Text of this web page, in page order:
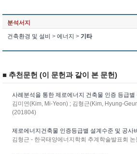
분석서지
건축환경 및 설비 > 에너지 > 기타
■ 추천문헌 (이 문헌과 같이 본 문헌)
사례분석을 통한 제로에너지 건축물 인증 등급별
김미연(Kim, Mi-Yeon) ; 김형근(Kim, Hyung-
(201804)
제로에너지건축물 인증등급별 설계수준 및 공사
김형근 - 한국태양에너지학회 추계학술발표회